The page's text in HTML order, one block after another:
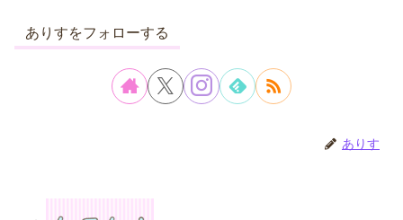
ありすをフォローする
ありす